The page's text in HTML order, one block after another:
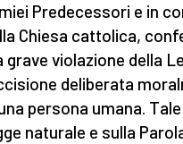
Predecessori e in
Chiesa cattolica,
grave violazione della
deliberata
persona umana.
naturale e sulla